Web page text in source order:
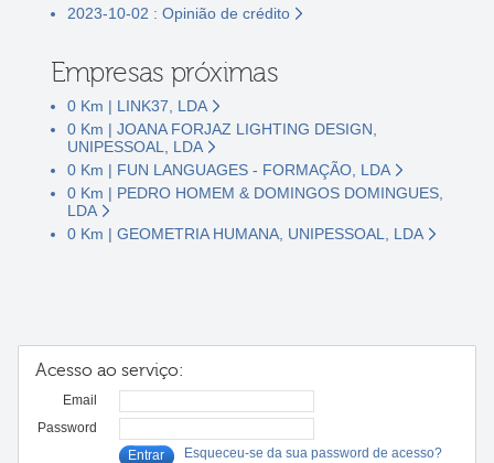
2023-10-02 : Opinião de crédito
Empresas próximas
0 Km | LINK37, LDA
0 Km | JOANA FORJAZ LIGHTING DESIGN,
UNIPESSOAL, LDA
0 Km | FUN LANGUAGES - FORMAÇÃO, LDA
0 Km | PEDRO HOMEM & DOMINGOS DOMINGUES,
LDA
0 Km | GEOMETRIA HUMANA, UNIPESSOAL, LDA
Acesso ao serviço:
Email
Password
Esqueceu-se da sua password de acesso?